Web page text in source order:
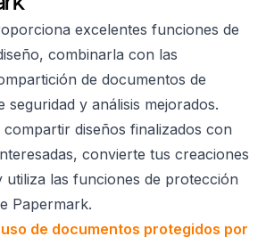
excelentes funciones de
combinarla con las
de documentos de
seguridad y análisis mejorados.
compartir diseños finalizados con
convierte tus creaciones
utiliza las funciones de protección
Papermark.
de documentos protegidos por